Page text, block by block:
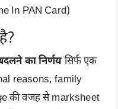
In PAN Card)
का निर्णय सिर्फ एक
reasons, family
की वजह से marksheet